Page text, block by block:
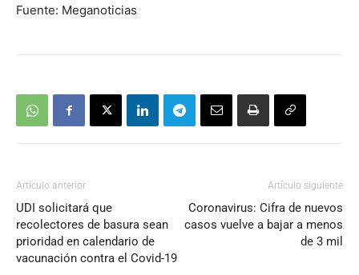
Fuente: Meganoticias
Artículo anterior
UDI solicitará que
recolectores de basura sean
prioridad en calendario de
vacunación contra el Covid-19
Artículo siguiente
Coronavirus: Cifra de nuevos
casos vuelve a bajar a menos
de 3 mil